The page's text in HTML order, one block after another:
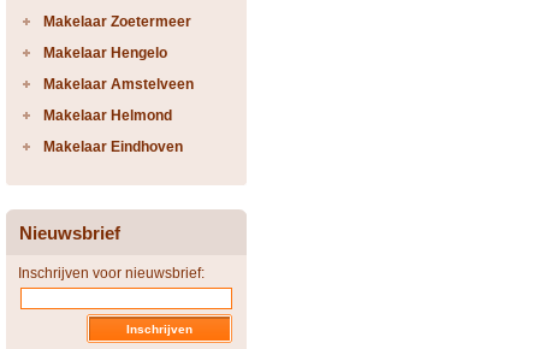
Makelaar Zoetermeer
Makelaar Hengelo
Makelaar Amstelveen
Makelaar Helmond
Makelaar Eindhoven
Nieuwsbrief
Inschrijven voor nieuwsbrief: